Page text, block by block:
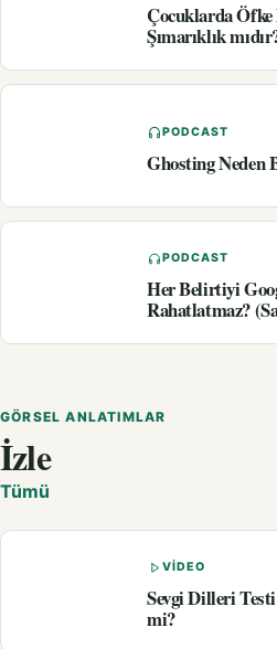
Çocuklarda
Şımarıklık
PODCAST
Ghosting Neden
PODCAST
Her Belirtiyi
Rahatlatmaz?
GÖRSEL ANLATIMLAR
İzle
Tümü
VIDEO
Sevgi Dilleri
mi?